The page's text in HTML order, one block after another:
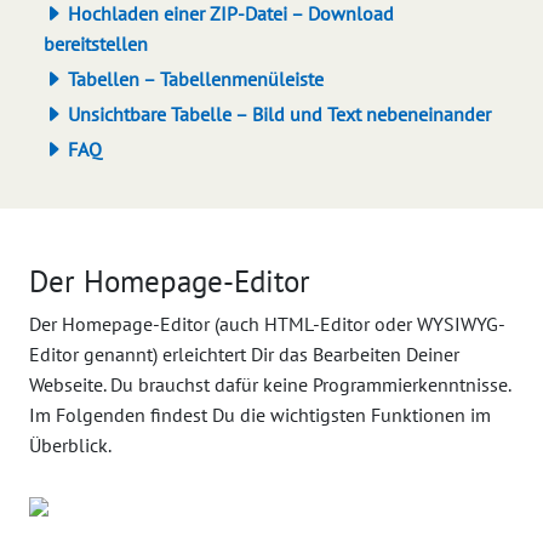
Hochladen einer ZIP-Datei – Download
bereitstellen
Tabellen – Tabellenmenüleiste
Unsichtbare Tabelle – Bild und Text nebeneinander
FAQ
Der Homepage-Editor
Der Homepage-Editor (auch HTML-Editor oder WYSIWYG-
Editor genannt) erleichtert Dir das Bearbeiten Deiner
Webseite. Du brauchst dafür keine Programmierkenntnisse.
Im Folgenden findest Du die wichtigsten Funktionen im
Überblick.